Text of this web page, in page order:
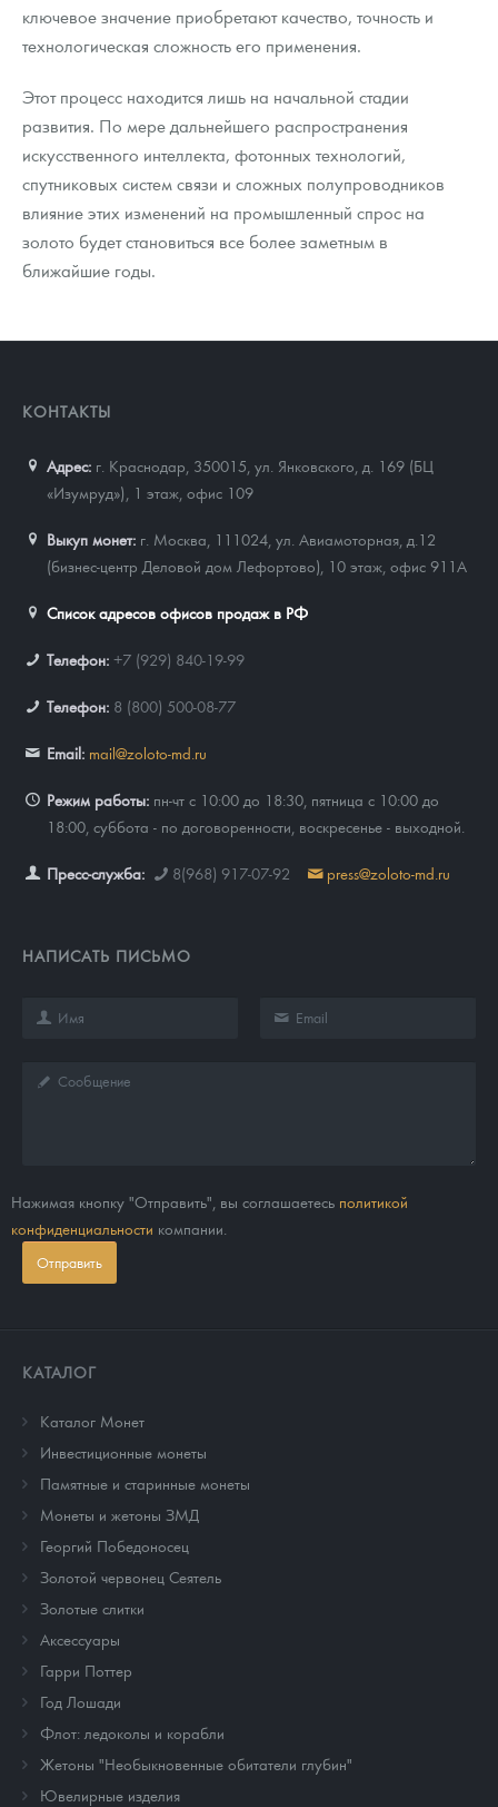
ключевое значение приобретают качество, точность и
технологическая сложность его применения.
Этот процесс находится лишь на начальной стадии
развития. По мере дальнейшего распространения
искусственного интеллекта, фотонных технологий,
спутниковых систем связи и сложных полупроводников
влияние этих изменений на промышленный спрос на
золото будет становиться все более заметным в
ближайшие годы.
КОНТАКТЫ
Адрес: г. Краснодар, 350015 ул. Янковского, д. 169 (БЦ
«Изумруд»), 1 этаж, офис 109
Выкуп монет: г. Москва, 111024, ул. Авиамоторная, д.12
(бизнес-центр Деловой дом Лефортово), 10 этаж, офис 911А
Список адресов офисов продаж в РФ
Телефон: +7 (929) 840-19-99
Телефон: 8 (800) 500-08-77
Email: mail@zoloto-md.ru
Режим работы: пн-чт с 10:00 до 18:30, пятница с 10:00 до
18:00, суббота - по договоренности, воскресенье - выходной.
Пресс-служба: 8(968) 917-07-92 press@zoloto-md.ru
НАПИСАТЬ ПИСЬМО
Нажимая кнопку "Отправить", вы соглашаетесь политикой
конфиденциальности компании.
Отправить
КАТАЛОГ
Каталог Монет
Инвестиционные монеты
Памятные и старинные монеты
Монеты и жетоны ЗМД
Георгий Победоносец
Золотой червонец Сеятель
Золотые слитки
Аксессуары
Гарри Поттер
Год Лошади
Флот: ледоколы и корабли
Жетоны "Необыкновенные обитатели глубин"
Ювелирные изделия